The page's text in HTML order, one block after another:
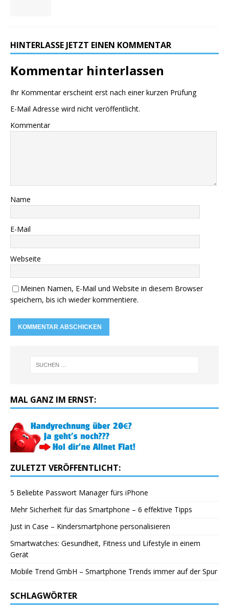
HINTERLASSE JETZT EINEN KOMMENTAR
Kommentar hinterlassen
Ihr Kommentar erscheint erst nach einer kurzen Prüfung
E-Mail Adresse wird nicht veröffentlicht.
Kommentar
Name
E-Mail
Webseite
Meinen Namen, E-Mail und Website in diesem Browser
speichern, bis ich wieder kommentiere.
MAL GANZ IM ERNST:
ZULETZT VERÖFFENTLICHT:
5 Beliebte Passwort Manager fürs iPhone
Mehr Sicherheit für das Smartphone – 6 effektive Tipps
Just in Case – Kindersmartphone personalisieren
Smartwatches: Gesundheit, Fitness und Lifestyle in einem
Gerät
Mobile Trend GmbH – Smartphone Trends immer auf der Spur
SCHLAGWÖRTER